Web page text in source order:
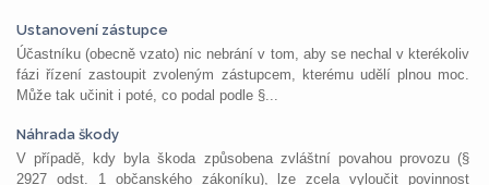
Ustanovení zástupce
Účastníku (obecně vzato) nic nebrání v tom, aby se nechal v kterékoliv
fázi řízení zastoupit zvoleným zástupcem, kterému udělí plnou moc.
Může tak učinit i poté, co podal podle §...
Náhrada škody
V případě, kdy byla škoda způsobena zvláštní povahou provozu (§
2927 odst. 1 občanského zákoníku), lze zcela vyloučit povinnost